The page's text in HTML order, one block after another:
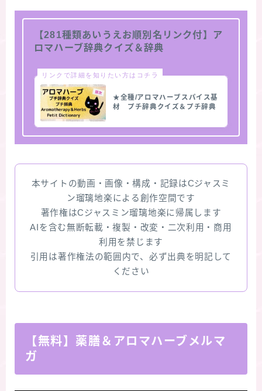
【281種類あいうえお順別名リンク付】ア
ロマハーブ辞典クイズ＆辞典
リンクで詳細を知りたい方はコチラ
★全種/アロマハーブスパイス基
材 プチ辞典クイズ＆プチ辞典
本サイトの動画・画像・構成・記録はCジャスミ
ン瑠璃地楽による創作空間です
著作権はCジャスミン瑠璃地楽に帰属します
AIを含む無断転載・複製・改変・二次利用・商用
利用を禁じます
引用は著作権法の範囲内で、必ず出典を明記して
ください
【無料】薬膳＆アロマハーブメルマ
ガ